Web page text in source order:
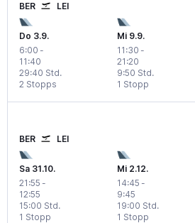
BER LEI
Do 3.9.
6:00 -
11:40
2 Stopps
29:40 Std.
Mi 9.9.
11:30 -
21:20
1 Stopp
9:50 Std.
BER LEI
Sa 31.10.
21:55 -
12:55
1 Stopp
15:00 Std.
Mi 2.12.
14:45 -
9:45
1 Stopp
19:00 Std.